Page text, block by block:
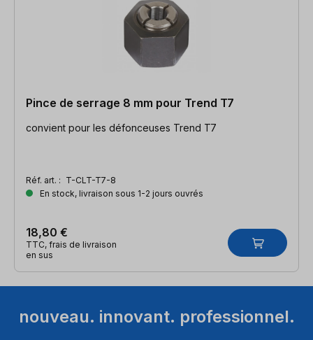
Pince de serrage 8 mm pour Trend T7
convient pour les défonceuses Trend T7
Réf. art. : T-CLT-T7-8
En stock, livraison sous 1-2 jours ouvrés
18,80 €
TTC, frais de livraison
en sus
nouveau. innovant. professionnel.